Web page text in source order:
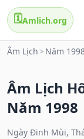
🗓️Amlich.org
Âm Lịch > Năm
Âm Lịch
Năm 1998
Ngày Đinh Mùi,